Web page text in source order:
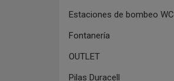
Estaciones de bombeo WC
Fontanería
OUTLET
Pilas Duracell